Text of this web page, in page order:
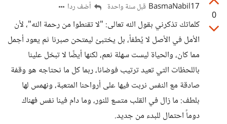
0
BasmaNabil17 قبل سنة واحدة أضف ردا
كلماتك تذكرني بقول الله تعالى: "لا تقنطوا من رحمة الله"، لأن
الأمل في الأصل لا يُطفأ، بل يختبئ ليمتحن صبرنا ثم يعود أجمل
مما كان، والحياة ليست سهلة نعم، لكنها أيضًا لا تبخل علينا
باللحظات التي تعيد ترتيب فوضانا، ربما كل ما نحتاجه هو وقفة
صادقة مع النفس نربت فيها على أرواحنا المتعبة، ونهمس لها
بلطف: ما زال في القلب متسع للنور، وما دام فينا نفس فهناك
دوماً احتمال للبدء من جديد.